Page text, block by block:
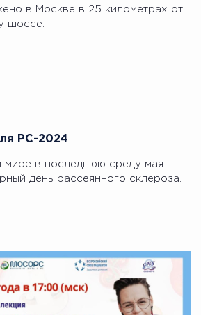
в Москве в 25 километрах от
шоссе.
РС-2024
мире в последнюю среду мая
день рассеянного склероза.